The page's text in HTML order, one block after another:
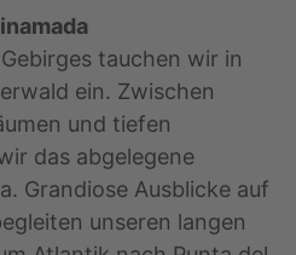
tauchen wir in
ein. Zwischen
und tiefen
das abgelegene
Grandiose Ausblicke auf
unseren langen